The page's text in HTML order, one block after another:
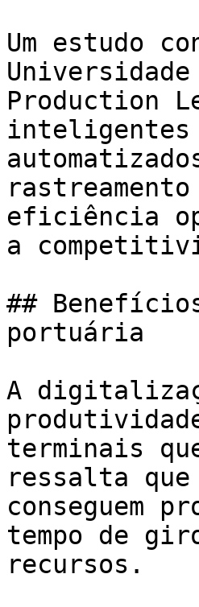
Um estudo
Production
inteligentes
eficiência
a
##
portuária
A
terminais
ressalta que
conseguem
tempo de
recursos.